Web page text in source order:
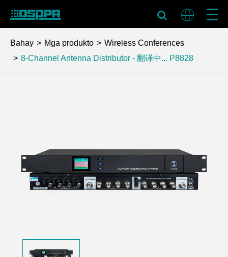
Bahay Mga produkto
Wireless Conferences
8-Channel Antenna Distributor - 翻译中... P8828